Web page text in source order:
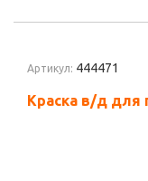
Артикул: 444471
Краска в/д для